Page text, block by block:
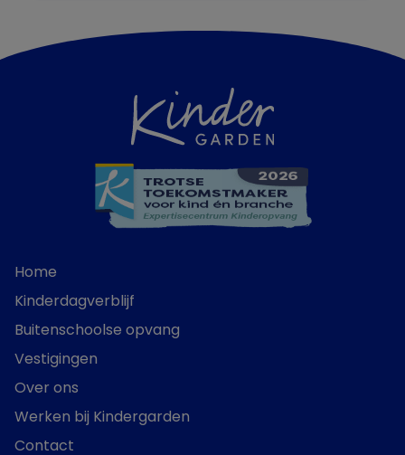
Home
Kinderdagverblijf
Buitenschoolse opvang
Vestigingen
Over ons
Werken bij Kindergarden
Contact